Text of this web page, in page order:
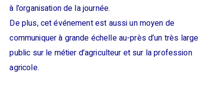
à l’organisation de la journée.
De plus, cet événement est aussi un moyen de
communiquer à grande échelle au-près d’un très large
public sur le métier d’agriculteur et sur la profession
agricole.